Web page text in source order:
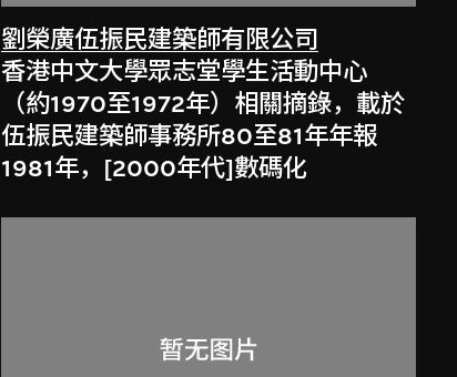
劉榮廣伍振民建築師有限公司
香港中文大學眾志堂學生活動中心
（約1970至1972年）相關摘錄，載於
伍振民建築師事務所80至81年年報
1981年，[2000年代]數碼化